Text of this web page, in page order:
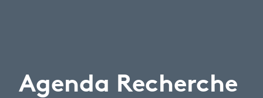
Agenda Recherche